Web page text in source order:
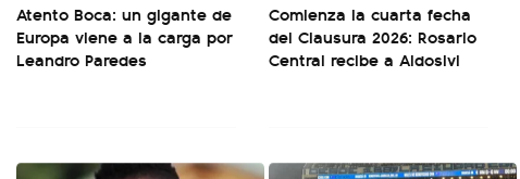
Atento Boca: un gigante de
Europa viene a la carga por
Leandro Paredes
Comienza la cuarta fecha
del Clausura 2026: Rosario
Central recibe a Aldosivi